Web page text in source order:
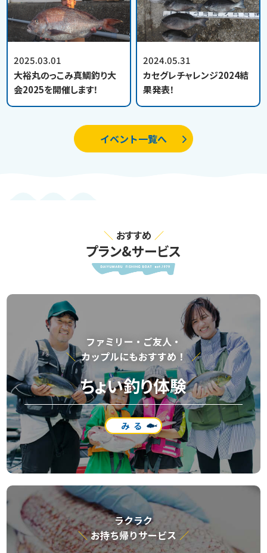
2025.03.01
大裕丸のっこみ真鯛釣り大
会2025を開催します！
2024.05.31
カセグレチャレンジ2024結
果発表！
イベント一覧へ
おすすめ
プラン&サービス
ファミリー・ご友⼈・
カップルにもおすすめ！
ちょい釣り体験
みる
ラクラク
お持ち帰りサービス